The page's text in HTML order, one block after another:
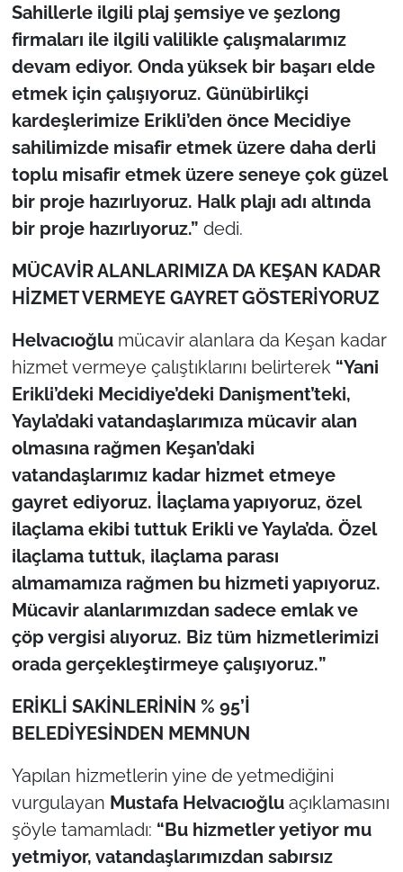
Sahillerle ilgili plaj şemsiye ve şezlong
firmaları ile ilgili valilikle çalışmalarımız
devam ediyor. Onda yüksek bir başarı elde
etmek için çalışıyoruz. Günübirlikçi
kardeşlerimize Erikli’den önce Mecidiye
sahilimizde misafir etmek üzere daha derli
toplu misafir etmek üzere seneye çok güzel
bir proje hazırlıyoruz. Halk plajı adı altında
bir proje hazırlıyoruz.” dedi.
MÜCAVİR ALANLARIMIZA DA KEŞAN KADAR
HİZMET VERMEYE GAYRET GÖSTERİYORUZ
Helvacıoğlu mücavir alanlara da Keşan kadar
hizmet vermeye çalıştıklarını belirterek “Yani
Erikli’deki Mecidiye’deki Danişment’teki,
Yayla’daki vatandaşlarımıza mücavir alan
olmasına rağmen Keşan’daki
vatandaşlarımız kadar hizmet etmeye
gayret ediyoruz. İlaçlama yapıyoruz, özel
ilaçlama ekibi tuttuk Erikli ve Yayla’da. Özel
ilaçlama tuttuk, ilaçlama parası
almamamıza rağmen bu hizmeti yapıyoruz.
Mücavir alanlarımızdan sadece emlak ve
çöp vergisi alıyoruz. Biz tüm hizmetlerimizi
orada gerçekleştirmeye çalışıyoruz.”
ERİKLİ SAKİNLERİNİN % 95’İ
BELEDİYESİNDEN MEMNUN
Yapılan hizmetlerin yine de yetmediğini
vurgulayan Mustafa Helvacıoğluaçıklamasını
şöyle tamamladı: “Bu hizmetler yetiyor mu
yetmiyor, vatandaşlarımızdan sabırsız